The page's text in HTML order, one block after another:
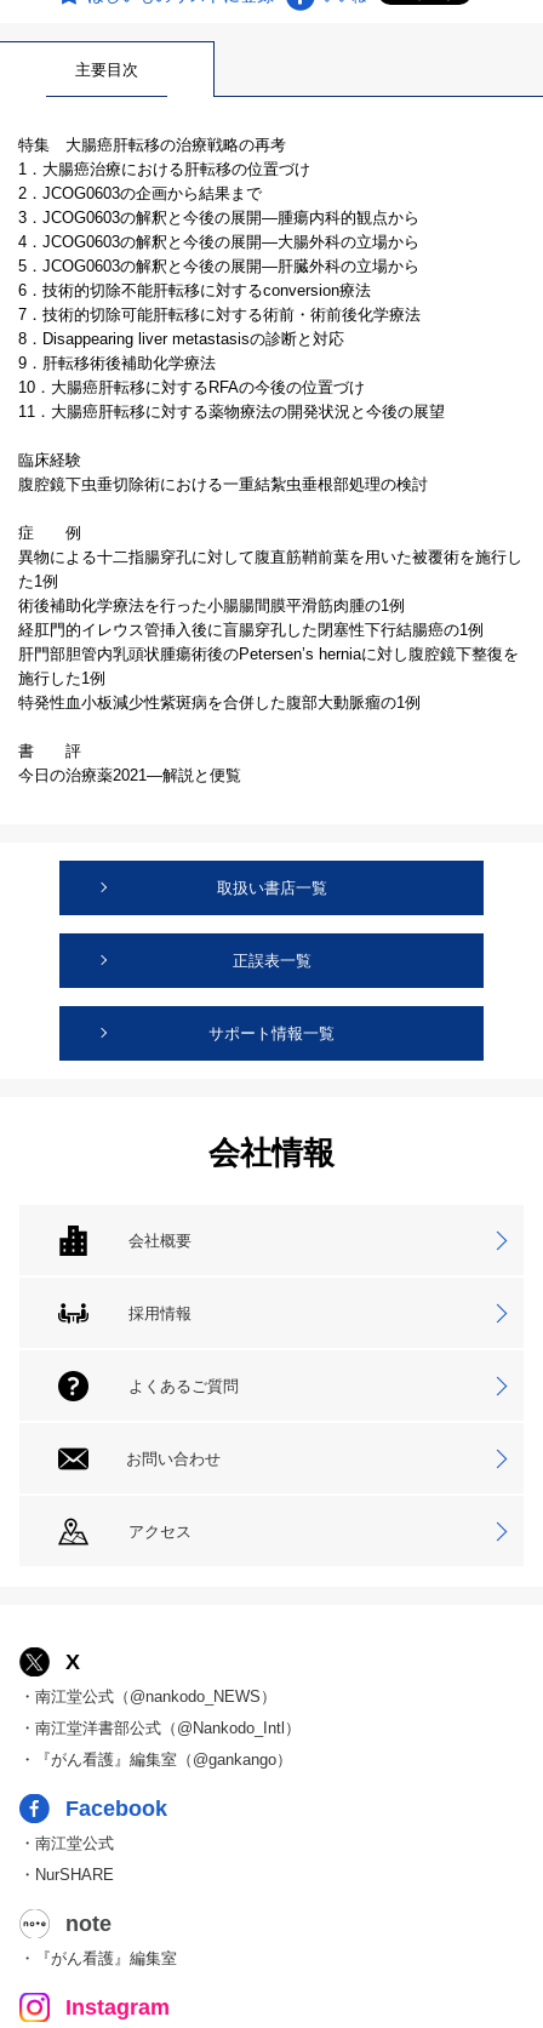
主要目次
特集 大腸癌肝転移の治療戦略の再考
1．大腸癌治療における肝転移の位置づけ
2．JCOG0603の企画から結果まで
3．JCOG0603の解釈と今後の展開―腫瘍内科的観点から
4．JCOG0603の解釈と今後の展開―大腸外科の立場から
5．JCOG0603の解釈と今後の展開―肝臓外科の立場から
6．技術的切除不能肝転移に対するconversion療法
7．技術的切除可能肝転移に対する術前・術前後化学療法
8．Disappearing liver metastasisの診断と対応
9．肝転移術後補助化学療法
10．大腸癌肝転移に対するRFAの今後の位置づけ
11．大腸癌肝転移に対する薬物療法の開発状況と今後の展望
臨床経験
腹腔鏡下虫垂切除術における一重結紮虫垂根部処理の検討
症 例
異物による十二指腸穿孔に対して腹直筋鞘前葉を用いた被覆術を施行し
た1例
術後補助化学療法を行った小腸腸間膜平滑筋肉腫の1例
経肛門的イレウス管挿入後に盲腸穿孔した閉塞性下行結腸癌の1例
肝門部胆管内乳頭状腫瘍術後のPetersen’s herniaに対し腹腔鏡下整復を
施行した1例
特発性血小板減少性紫斑病を合併した腹部大動脈瘤の1例
書 評
今日の治療薬2021―解説と便覧
取扱い書店一覧
正誤表一覧
サポート情報一覧
会社情報
会社概要
採用情報
よくあるご質問
お問い合わせ
アクセス
X
・南江堂公式（@nankodo_NEWS）
・南江堂洋書部公式（@Nankodo_Intl）
・『がん看護』編集室（@gankango）
Facebook
・南江堂公式
・NurSHARE
note
・『がん看護』編集室
Instagram